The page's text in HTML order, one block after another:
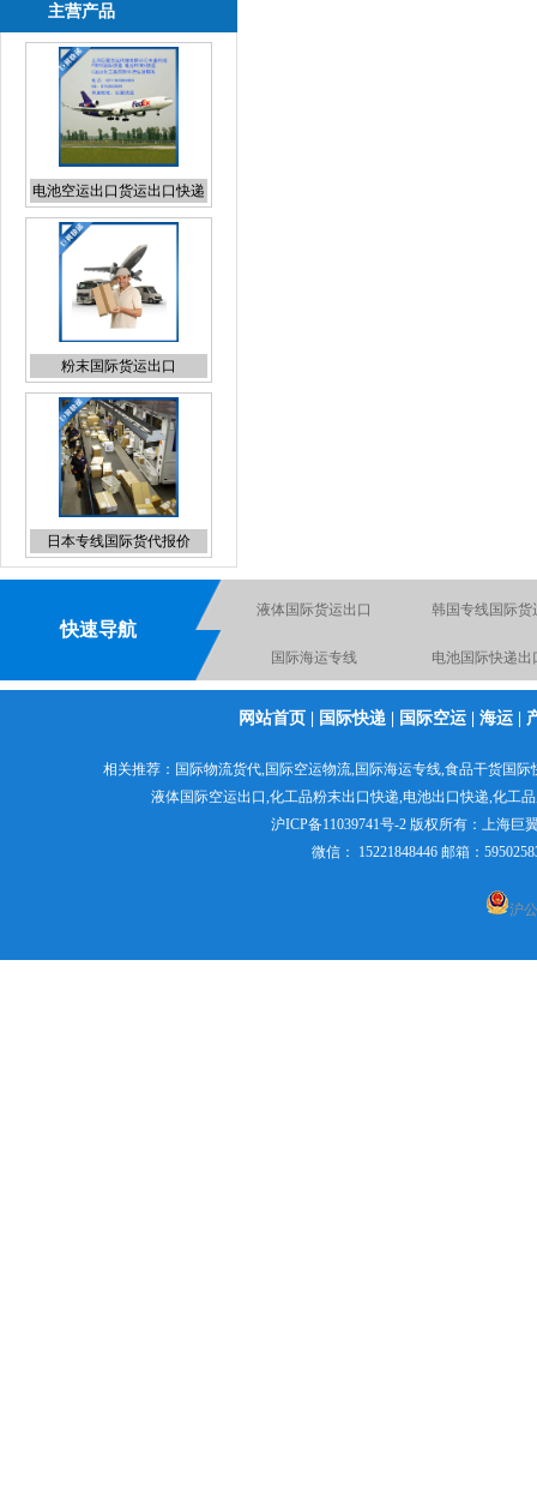
主营产品
电池空运出口货运出口快递
出口
粉末国际货运出口
日本专线国际货代报价
UPS上海直飞国际快递折扣
快速导航
电池空运出口货运出口快 粉末国际货运出
食品出口国际货运 日本专线国际空
网站首页 国际快递 国际空运 海运
相关推荐： 国际物流货代,国际空运物流,国际海运专线,食品干货国际
液体国际空运出口,化工品粉末出口快递,电池出口快递,化工
沪ICP备11039741号-2 版权所有： 上海巨
微信： 15221848446 邮箱：
沪